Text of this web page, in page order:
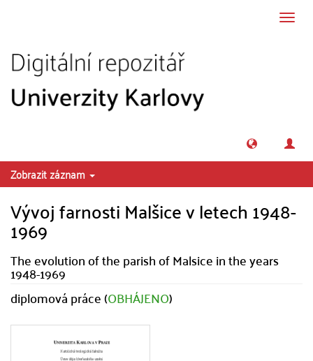
Zobrazit záznam
Vývoj farnosti Malšice v letech 1948-
1969
The evolution of the parish of Malsice in the years
1948-1969
diplomová práce (OBHÁJENO)